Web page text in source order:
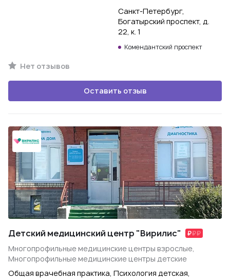
Санкт-Петербург,
Богатырский проспект, д.
22, к. 1
Комендантский проспект
Нет отзывов
Оставить отзыв
Детский медицинский центр "Вирилис"
Многопрофильные медицинские центры взрослые,
Многопрофильные медицинские центры детские
Общая врачебная практика, Психология детская,